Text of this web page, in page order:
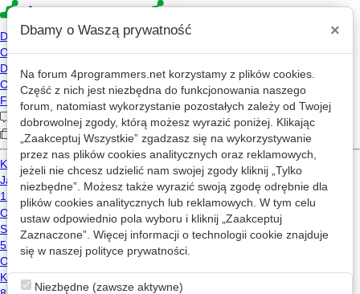
4p
Forum
Kategorie Wszystkie Wątki z: c++
Połączenie c++ z Arduino. Projekt micromouse. w C/C++
0
790
arduino
c++
kameleo327 2019-02-17 23:07
Dbamy o Waszą prywatność ×
Na forum 4programmers.net korzystamy z plików cookies.
Część z nich jest niezbędna do funkcjonowania naszego
forum, natomiast wykorzystanie pozostałych zależy od Twojej
dobrowolnej zgody, którą możesz wyrazić poniżej. Klikając
„Zaakceptuj Wszystkie” zgadzasz się na wykorzystywanie
przez nas plików cookies analitycznych oraz reklamowych,
jeżeli nie chcesz udzielić nam swojej zgody kliknij „Tylko
niezbędne”. Możesz także wyrazić swoją zgodę odrębnie dla
plików cookies analitycznych lub reklamowych. W tym celu
ustaw odpowiednio pola wyboru i kliknij „Zaakceptuj
Zaznaczone”. Więcej informacji o technologii cookie znajduje
się w naszej polityce prywatności.
Niezbędne (zawsze aktywne)